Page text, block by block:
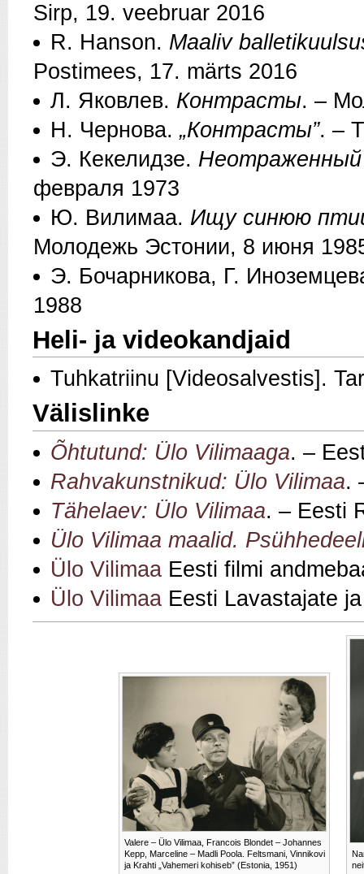
Sirp, 19. veebruar 2016
R. Hanson. Maaliv
Postimees, 17. märts 2016
Л. Яковлев. Контрасты. –
Н. Чернова. „Контрасты”. –
Э. Кекелидзе.
февраля 1973
Ю. Вилимаа. Ищу синюю
Молодежь Эстонии, 8 июня
Э. Бочарникова, Г.
1988
Heli- ja videokandjaid
Tuhkatriinu [Videosalvestis].
Välislinke
Õhtutund: Ülo Vilimaaga. –
Rahvakunstnikud: Ülo Vilimaa.
Tähelaev: Ülo Vilimaa. – Eesti
Ülo Vilimaa maalid.
Ülo Vilimaa Eesti filmi
Ülo Vilimaa Eesti Lavastajate
Valere – Ülo Vilimaa, Francois Blondet – Johannes
Kepp, Marceline – Madli Poola. Feltsmani, Vinnikovi
ja Krahti „Vahemeri kohiseb” (Estonia, 1951)